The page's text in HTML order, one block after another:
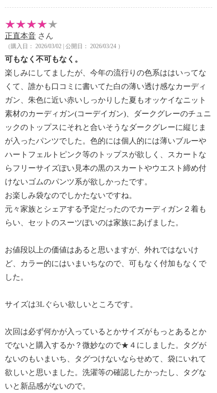
正直本音 さん
（購入日： 2026/03/02 | 公開日： 2026/03/24 ）
可もなく不可もなく。
楽しみにしてましたが、今年の流行りの色系ははいってな
くて、誰かも口コミに書いてた白の薄い透け感なカーディ
ガン、朱色に近い赤いしっかりした夏もオッケイなニット
素材のカーディガン(コーデイガン)、ダークグレーのチュニ
ックのトップスにそれと合いそうなダークグレーに縦じま
が入ったパンツでした。色的には個人的には薄いブルーや
ハートフェルトピンク等のトップスが欲しく、スカートな
らフリーサイズぽい見本の黒のスカートやウエスト締め付
けないゴムのパンツ系が欲しかったです。
お楽しみ袋なのでしかたないですね。
元々家族とシェアする予定だったのでカーディガン２着も
らい、セットのスーツぽいのは家族にあげました。
お値段以上の価値はあると思いますが、外れではないけ
ど、カラー的にはいまいちなので、可もなく付加もなくで
した。
サイズは3Lぐらい欲しいところです。
次回は必ず何かが入っているとかサイズがもっとあるとか
でないと購入するか？微妙なので★４にしました。タグが
ないのもいまいち、タグつけないならせめて、袋にいれて
欲しいと思いました。洗濯等の確認したかったし、タグな
いと新品感がないので。